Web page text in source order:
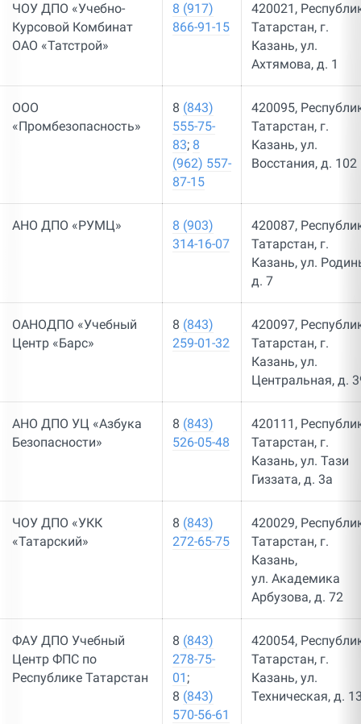
ЧОУ ДПО «Учебно-
Курсовой Комбинат
ОАО «Татстрой»
8 (917)
866-91-15
420021,
Татарстан, г.
Казань, ул.
Ахтямова, д. 1
ООО
«Промбезопасность»
8 (843)
555-75-
83; 8
(962) 557-
87-15
420095,
Татарстан, г.
Казань, ул.
Восстания, д. 102
АНО ДПО «РУМЦ»
8 (903)
314-16-07
420087,
Татарстан, г.
Казань, ул.
д. 7
ОАНОДПО «Учебный
Центр «Барс»
8 (843)
259-01-32
420097,
Татарстан, г.
Казань, ул.
Центральная, д.
АНО ДПО УЦ «Азбука
Безопасности»
8 (843)
526-05-48
420111,
Татарстан, г.
Казань, ул. Тази
Гиззата, д. 3а
ЧОУ ДПО «УКК
«Татарский»
8 (843)
272-65-75
420029,
Татарстан, г.
Казань,
ул. Академика
Арбузова, д. 7​2
ФАУ ДПО Учебный
Центр ФПС по
Республике Татарстан
8 (843)
278-75-
01 ;
8 (843)
570-56-61
420054,
Татарстан, г.
Казань, ул.
Техническая, д.